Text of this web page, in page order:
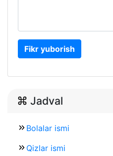
Fikr yuborish
Jadval
Bolalar ismi
Qizlar ismi